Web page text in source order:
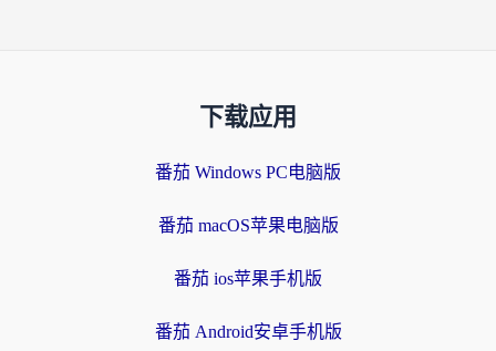
下载应用
番茄 Windows PC电脑版
番茄 macOS苹果电脑版
番茄 ios苹果手机版
番茄 Android安卓手机版